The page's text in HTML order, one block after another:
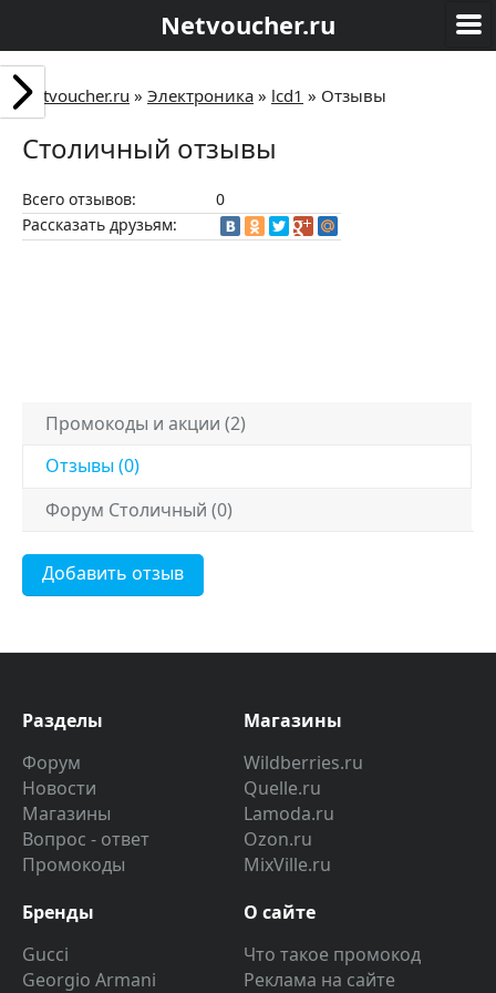
Netvoucher.ru
Netvoucher.ru » Электроника » lcd1 » Отзывы
Столичный отзывы
Всего отзывов:
0
Рассказать друзьям:
Промокоды и акции (2)
Отзывы (0)
Форум Столичный (0)
Добавить отзыв
Разделы
Форум
Новости
Магазины
Вопрос - ответ
Промокоды
Магазины
Wildberries.ru
Quelle.ru
Lamoda.ru
Ozon.ru
MixVille.ru
Бренды
Gucci
Georgio Armani
О сайте
Что такое промокод
Реклама на сайте